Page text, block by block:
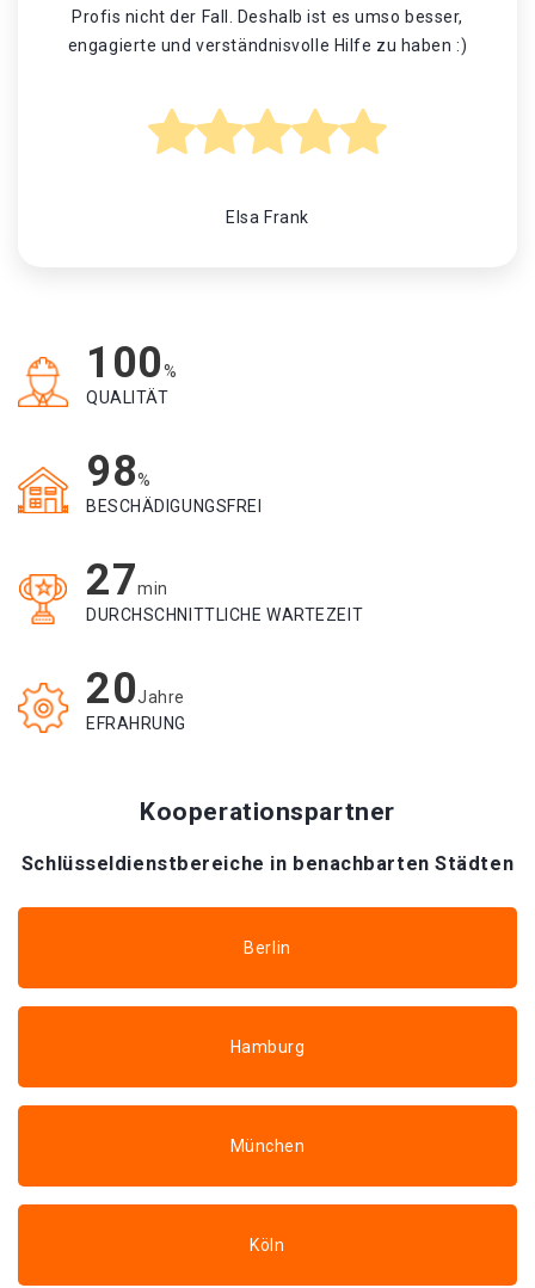
Profis nicht der Fall. Deshalb ist es umso besser,
engagierte und verständnisvolle Hilfe zu haben :)
Elsa Frank
100%
QUALITÄT
98%
BESCHÄDIGUNGSFREI
27min
DURCHSCHNITTLICHE WARTEZEIT
20Jahre
EFRAHRUNG
Kooperationspartner
Schlüsseldienstbereiche in benachbarten Städten
Berlin
Hamburg
München
Köln